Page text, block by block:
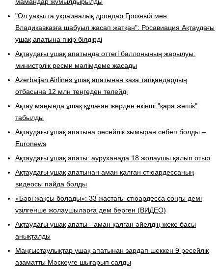
мамандар жұмылдырылды
"Ол уақытта украиналық дрондар Грозный мен
Владикавказға шабуыл жасап жатқан": Росавиация Ақтаудағы
ұшақ апатына пікір білдірді
Ақтаудағы ұшақ апатында оттегі баллонының жарылуы:
министрлік ресми мәлімдеме жасады
Azerbaijan Airlines ұшақ апатынан қаза тапқандардың
отбасына 12 млн теңгеден төлейді
Ақтау маңында ұшақ құлаған жерден екінші "қара жәшік"
табылды
Ақтаудағы ұшақ апатына ресейлік зымыран себеп болды –
Euronews
Ақтаудағы ұшақ апаты: ауруханада 18 жолаушы қалып отыр
Ақтаудағы ұшақ апатынан аман қалған стюардессаның
видеосы пайда болды
«Бәрі жақсы болады»: 33 жастағы стюардесса соңғы демі
үзілгенше жолаушыларға дем берген (ВИДЕО)
Ақтаудағы ұшақ апаты - аман қалған әйелдің жеке басы
анықталды
​Маңғыстаулықтар ұшақ апатынан зардап шеккен 9 ресейлік
азаматты Мәскеуге шығарып салды